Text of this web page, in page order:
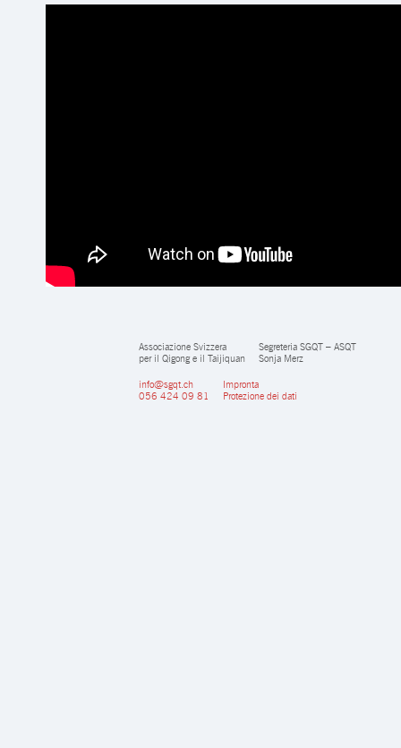
Associazione Svizzera
per il Qigong e il Taijiquan
Segreteria SGQT – ASQT
Sonja Merz
info@sgqt.ch
056 424 09 81
Impronta
Protezione dei dati